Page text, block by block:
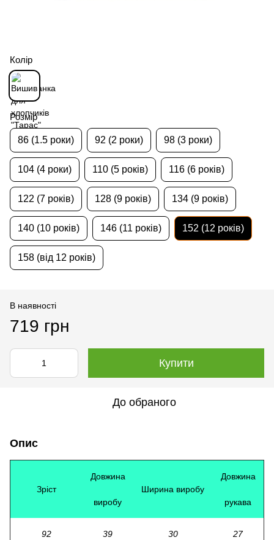
Колір
Розмір
86 (1.5 роки) 92 (2 роки) 98 (3 роки)
104 (4 роки) 110 (5 років) 116 (6 років)
122 (7 років) 128 (9 років) 134 (9 років)
140 (10 років) 146 (11 років) 152 (12 років)
158 (від 12 років)
В наявності
719 грн
Купити
До обраного
Опис
Зріст
Довжина
виробу
Ширина виробу
Довжина
рукава
92 39 30 27